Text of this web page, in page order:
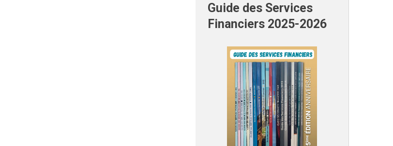
Guide des Services
Financiers 2025-2026